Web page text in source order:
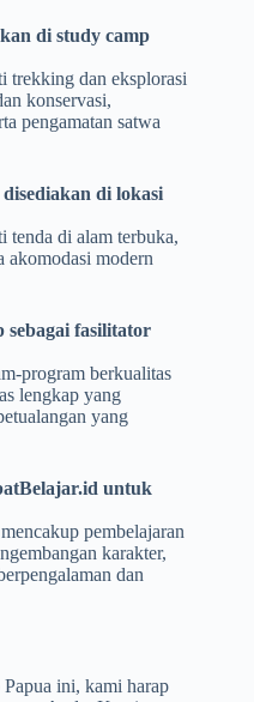
di study camp
trekking dan eksplorasi
konservasi,
pengamatan satwa
di lokasi
tenda di alam terbuka,
akomodasi modern
sebagai fasilitator
program berkualitas
lengkap yang
yang
untuk
pembelajaran
karakter,
dan
ini, kami harap